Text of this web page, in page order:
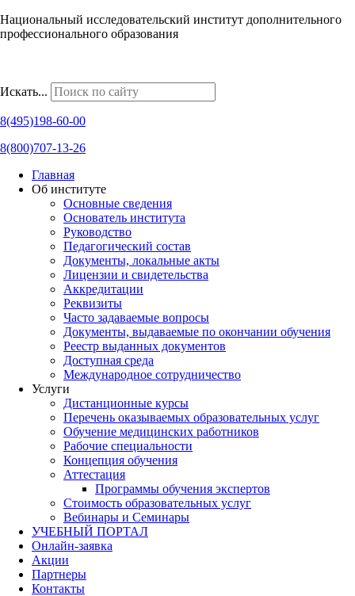
Национальный исследовательский институт дополнительного
профессионального образования
Искать...
8(495)198-60-00
8(800)707-13-26
Главная
Об институте
Основные сведения
Основатель института
Руководство
Педагогический состав
Документы, локальные акты
Лицензии и свидетельства
Аккредитации
Реквизиты
Часто задаваемые вопросы
Документы, выдаваемые по окончании обучения
Реестр выданных документов
Доступная среда
Международное сотрудничество
Услуги
Дистанционные курсы
Перечень оказываемых образовательных услуг
Обучение медицинских работников
Рабочие специальности
Концепция обучения
Аттестация
Программы обучения экспертов
Стоимость образовательных услуг
Вебинары и Семинары
УЧЕБНЫЙ ПОРТАЛ
Онлайн-заявка
Акции
Партнеры
Контакты